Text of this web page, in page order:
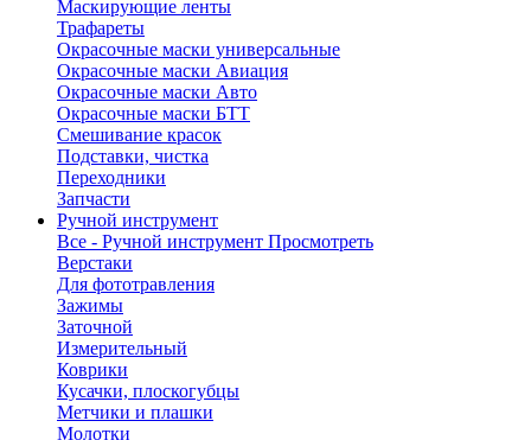
Маскирующие ленты
Трафареты
Окрасочные маски универсальные
Окрасочные маски Авиация
Окрасочные маски Авто
Окрасочные маски БТТ
Смешивание красок
Подставки, чистка
Переходники
Запчасти
Ручной инструмент
Все - Ручной инструмент Просмотреть
Верстаки
Для фототравления
Зажимы
Заточной
Измерительный
Коврики
Кусачки, плоскогубцы
Метчики и плашки
Молотки